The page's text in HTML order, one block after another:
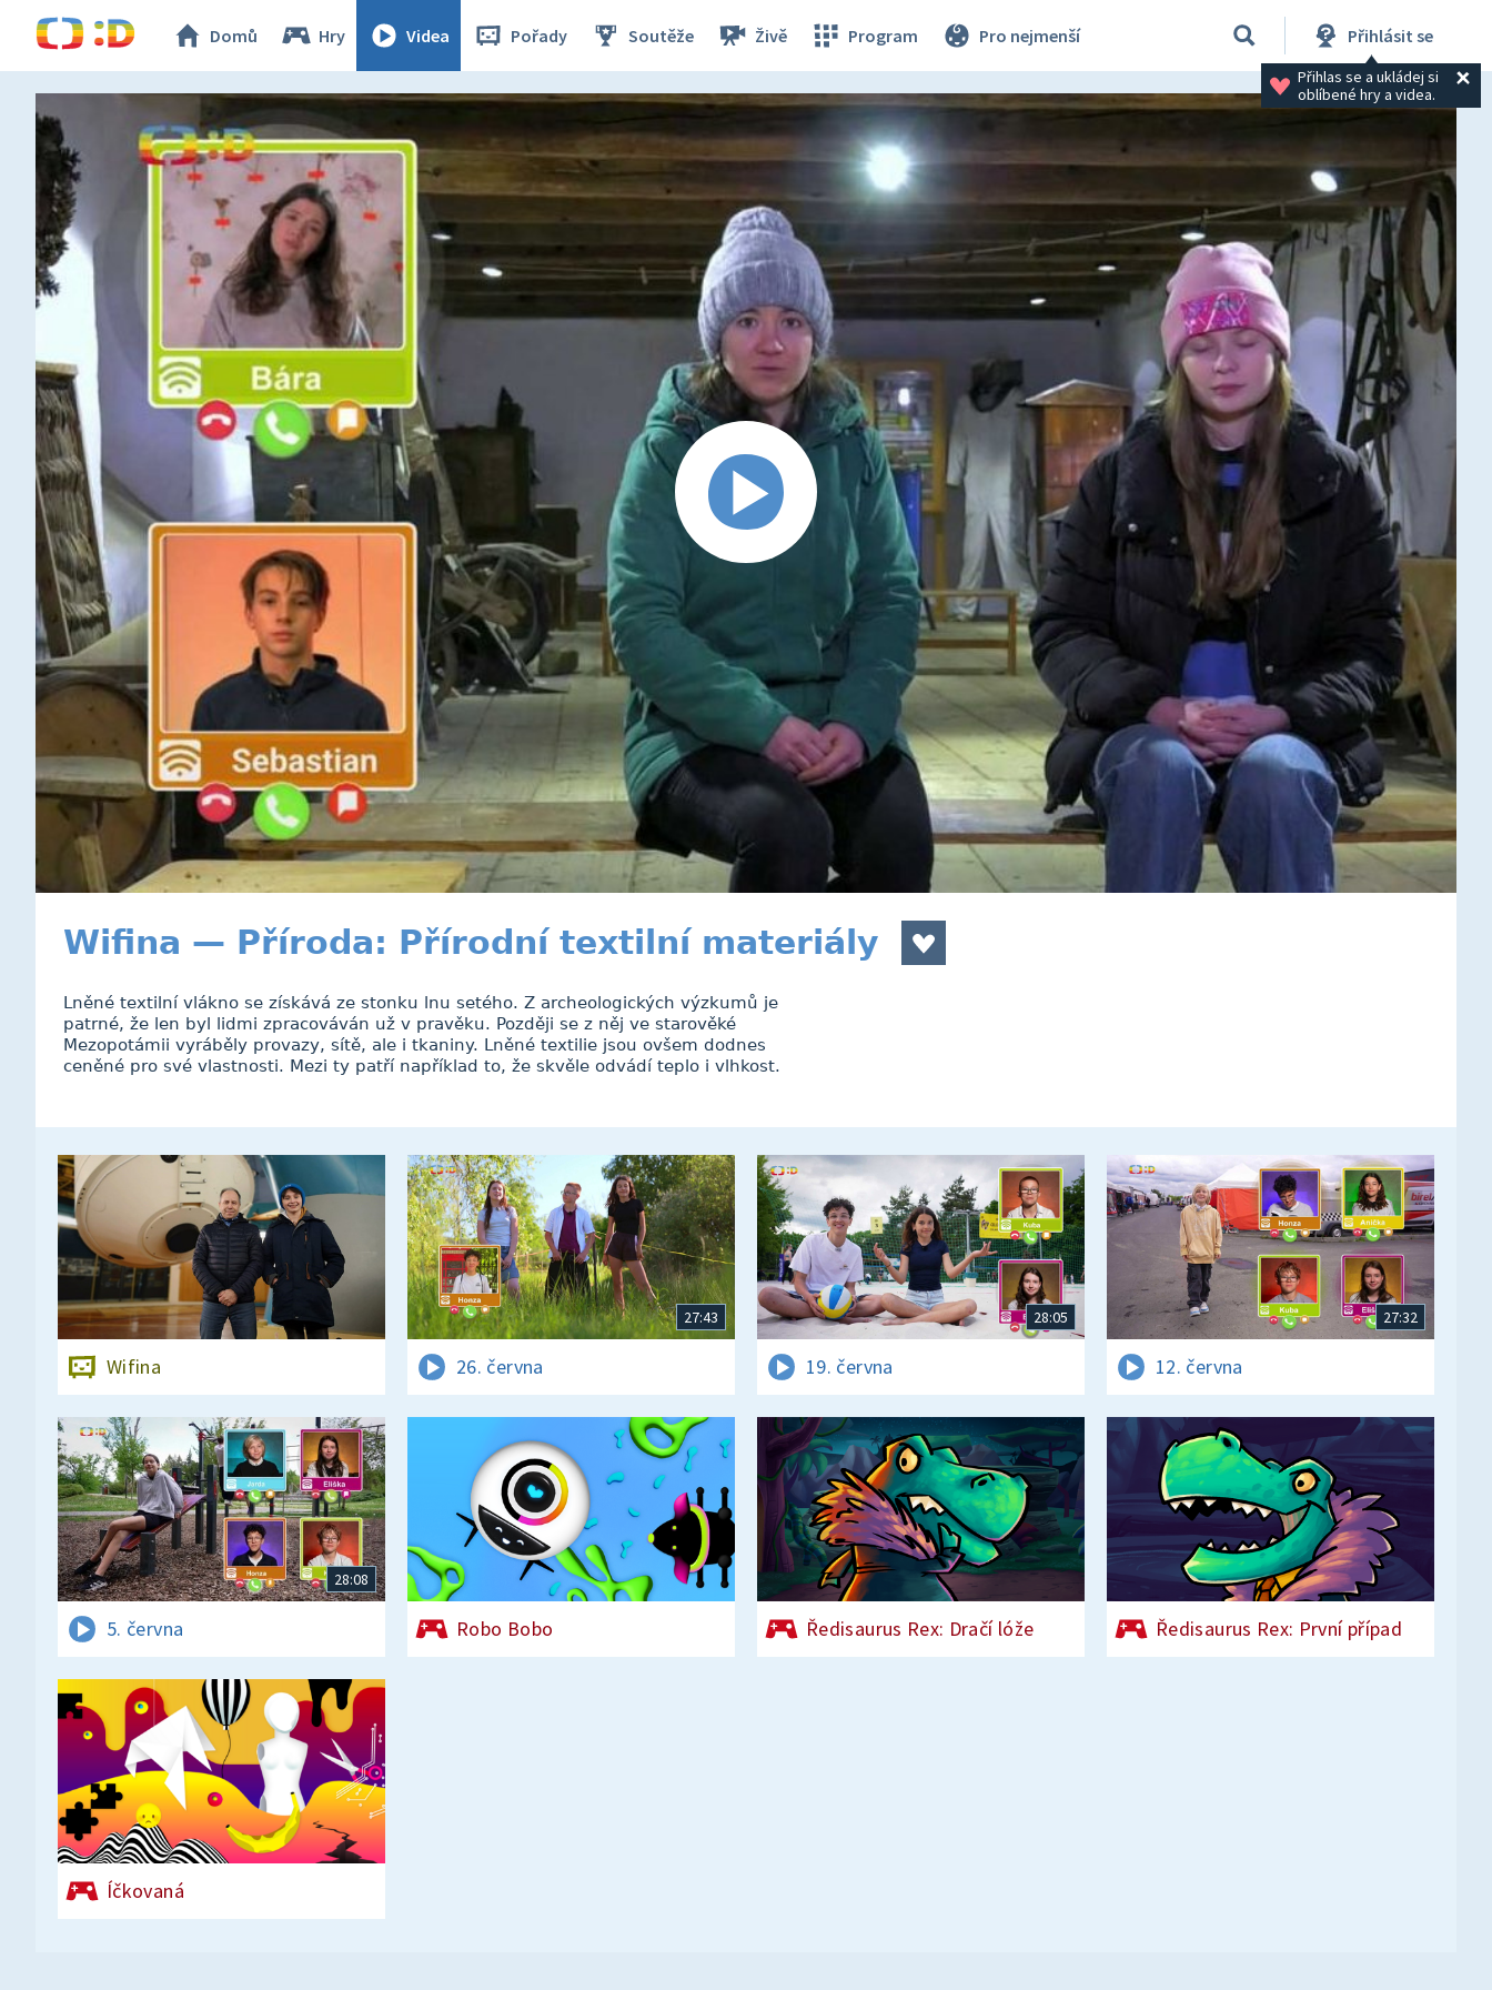
Domů Hry Videa Pořady Soutěže Živě Program Pro nejmenší Přihlásit se
Přihlas se a ukládej si
oblíbené hry a videa.
Wifina — Příroda: Přírodní textilní materiály
Lněné textilní vlákno se získává ze stonku lnu setého. Z archeologických výzkumů je
patrné, že len byl lidmi zpracováván už v pravěku. Později se z něj ve starověké
Mezopotámii vyráběly provazy, sítě, ale i tkaniny. Lněné textilie jsou ovšem dodnes
ceněné pro své vlastnosti. Mezi ty patří například to, že skvěle odvádí teplo i vlhkost.
Wifina
27:43
26. června
28:05
19. června
27:32
12. června
28:08
5. června Robo Bobo Ředisaurus Rex: Dračí lóže Ředisaurus Rex: První případ
Íčkovaná